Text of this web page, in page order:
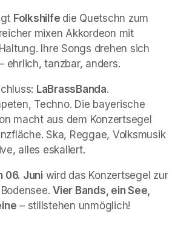
Folkshilfe die Quetschn zum
mixen Akkordeon mit
Ihre Songs drehen sich
ehrlich, tanzbar, anders.
LaBrassBanda.
Techno. Die bayerische
macht aus dem Konzertsegel
Ska, Reggae, Volksmusik
alles eskaliert.
06. Juni wird das Konzertsegel zur
Vier Bands, ein See,
– stillstehen unmöglich!